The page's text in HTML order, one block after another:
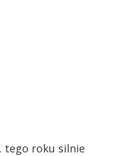
tego roku silnie